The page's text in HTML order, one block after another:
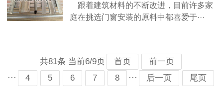
跟着建筑材料的不断改进，目前许多家
庭在挑选门窗安装的原料中都喜爱于···
共81条 当前6/9页 首页
前一页
···
4 5 6 7 8 ··· 后一页 尾页